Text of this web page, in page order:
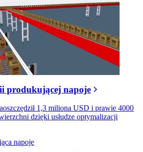
produkującej napoje
1,3 miliona USD i prawie 4000
dzięki usłudze optymalizacji
napoje